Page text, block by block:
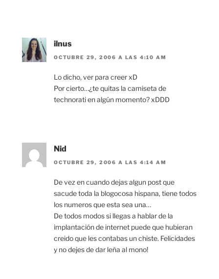
ilnus
OCTUBRE 29, 2006 A LAS 4:10 AM
Lo dicho, ver para creer xD
Por cierto…¿te quitas la camiseta de
technorati en algún momento? xDDD
Nid
OCTUBRE 29, 2006 A LAS 4:14 AM
De vez en cuando dejas algun post que
sacude toda la blogocosa hispana, tiene todos
los numeros que esta sea una…
De todos modos si llegas a hablar de la
implantación de internet puede que hubieran
creido que les contabas un chiste. Felicidades
y no dejes de dar leña al mono!